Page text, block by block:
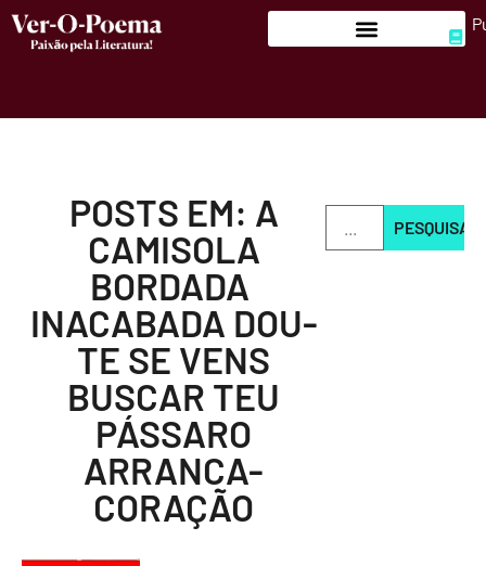
POSTS EM: A
CAMISOLA
BORDADA
INACABADA DOU-
TE SE VENS
BUSCAR TEU
PÁSSARO
ARRANCA-
CORAÇÃO
PESQUISAR